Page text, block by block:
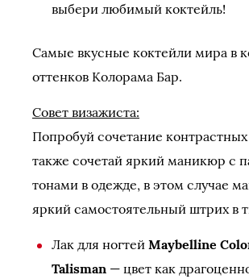
выбери любимый коктейль!
Самые вкусные коктейли мира в
оттенков Колорама Бар.
Совет визажиста:
Попробуй сочетание контрастных
также сочетай яркий маникюр с
тонами в одежде, в этом случае
яркий самостоятельный штрих в
Лак для ногтей Maybelline
Talisman — цвет как